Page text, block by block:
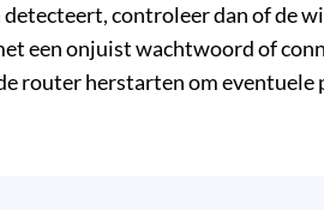
controleer dan of de
een onjuist wachtwoord of
router herstarten om eventuele